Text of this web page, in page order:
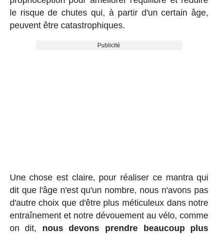
le risque de chutes qui, à partir d'un certain âge,
peuvent être catastrophiques.
Publicité
Une chose est claire, pour réaliser ce mantra qui
dit que l'âge n'est qu'un nombre, nous n'avons pas
d'autre choix que d'être plus méticuleux dans notre
entraînement et notre dévouement au vélo, comme
on dit, nous devons prendre beaucoup plus